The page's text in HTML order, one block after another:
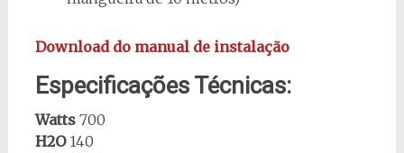
Download do manual de instalação
Especificações Técnicas:
Watts 700
H2O140